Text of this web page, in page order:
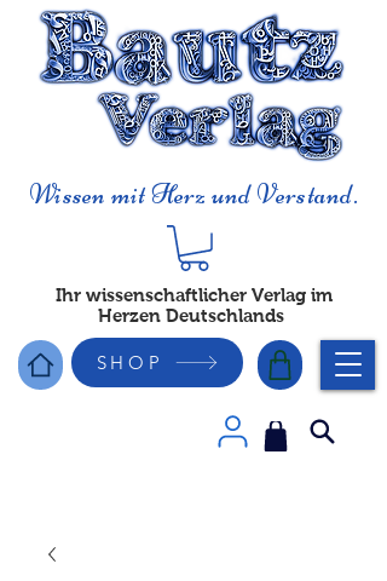
Wissen mit Herz und Verstand.
Ihr wissenschaftlicher Verlag im
Herzen Deutschlands
SHOP